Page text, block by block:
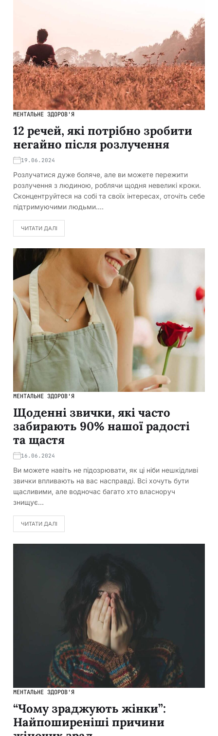
МЕНТАЛЬНЕ ЗДОРОВ'Я
12 речей, які потрібно зробити
негайно після розлучення
19.06.2024
Розлучатися дуже боляче, але ви можете пережити
розлучення з людиною, роблячи щодня невеликі кроки.
Сконцентруйтеся на собі та своїх інтересах, оточіть себе
підтримуючими людьми.…
ЧИТАТИ ДАЛІ
МЕНТАЛЬНЕ ЗДОРОВ'Я
Щоденні звички, які часто
забирають 90% нашої радості
та щастя
16.06.2024
Ви можете навіть не підозрювати, як ці ніби нешкідливі
звички впливають на вас насправді. Всі хочуть бути
щасливими, але водночас багато хто власноруч
знищує…
ЧИТАТИ ДАЛІ
МЕНТАЛЬНЕ ЗДОРОВ'Я
“Чому зраджують жінки”:
Найпоширеніші причини